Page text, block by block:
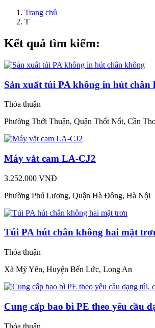
Trang chủ
T
Kết quả tìm kiếm:
Sản xuất túi PA không in hút chân
Thỏa thuận
Phường Thới Thuận, Quận Thốt Nốt, Cần
Máy vắt cam LA-CJ2
3.252.000 VNĐ
Phường Phú Lương, Quận Hà Đông, Hà Nội
Túi PA hút chân không hai mặt
Thỏa thuận
Xã Mỹ Yên, Huyện Bến Lức, Long An
Cung cấp bao bì PE theo yêu cầu
Thỏa thuận